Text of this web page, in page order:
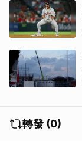
轉發 (0)